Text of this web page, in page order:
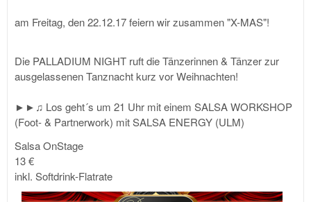
am Freitag, den 22.12.17 feiern wir zusammen "X-MAS"!
Die PALLADIUM NIGHT ruft die Tänzerinnen & Tänzer zur
ausgelassenen Tanznacht kurz vor Weihnachten!
►►♫ Los geht´s um 21 Uhr mit einem SALSA WORKSHOP
(Foot- & Partnerwork) mit SALSA ENERGY (ULM)
Salsa OnStage
13 €
inkl. Softdrink-Flatrate